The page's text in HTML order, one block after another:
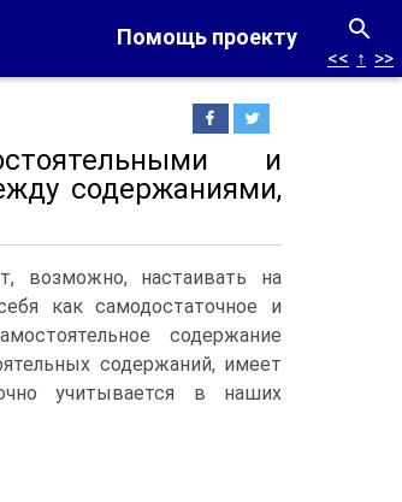
Помощь проекту
<< ↑ >>
и
содержаниями,
настаивать на
как самодостаточное и
содержание
содержаний, имеет
учитывается в наших